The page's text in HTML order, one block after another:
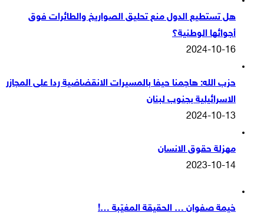
هل تستطيع الدول منع تحليق الصواريخ والطائرات فوق
أجوائها الوطنية؟
2024-10-16
حزب الله: هاجمنا حيفا بالمسيرات الانقضاضية ردا على المجازر
الاسرائيلية بجنوب لبنان
2024-10-13
مهزلة حقوق الانسان
2023-10-14
خيمة صفوان … الحقيقة المغيّبة …!